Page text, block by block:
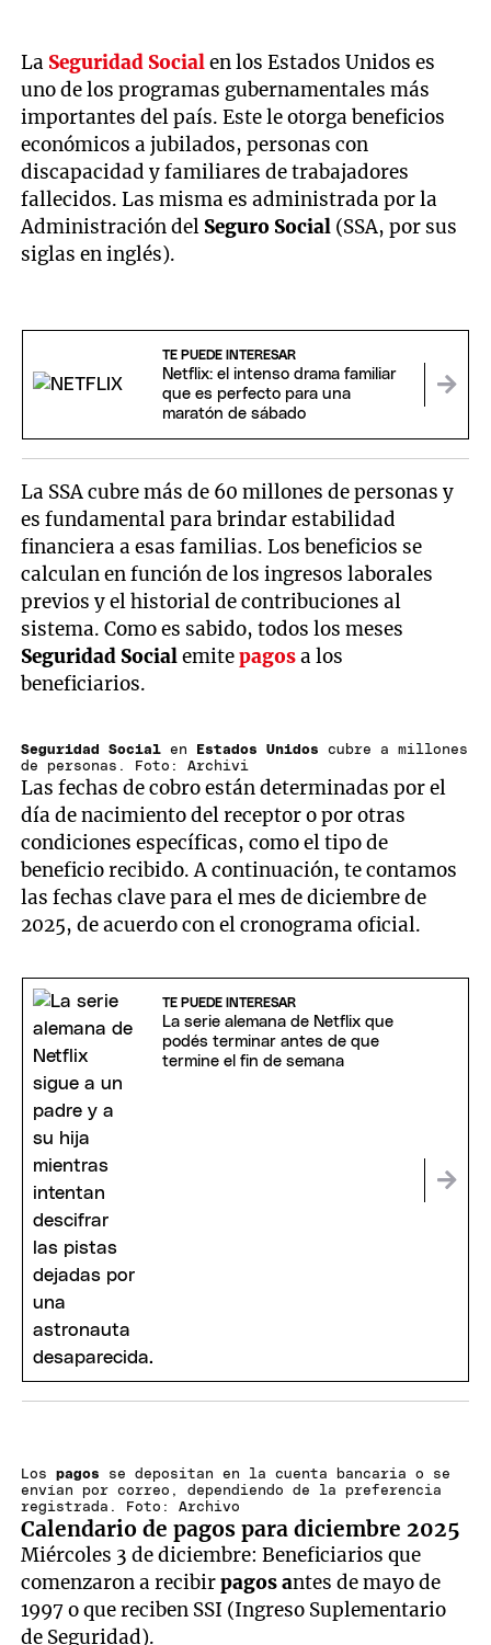
La Seguridad Socialen los Estados Unidos es
uno de los programas gubernamentales más
importantes del país. Este le otorga beneficios
económicos a jubilados, personas con
discapacidad y familiares de trabajadores
fallecidos. Las misma es administrada por la
Administración del Seguro Social (SSA, por sus
siglas en inglés).
TE PUEDE INTERESAR
Netflix: el intenso drama familiar
que es perfecto para una
maratón de sábado
La SSA cubre más de 60 millones de personas y
es fundamental para brindar estabilidad
financiera a esas familias. Los beneficios se
calculan en función de los ingresos laborales
previos y el historial de contribuciones al
sistema. Como es sabido, todos los meses
Seguridad Socialemitepagosa los
beneficiarios.
Seguridad Socialen Estados Unidos cubre a millones
de personas. Foto: Archivi
Las fechas de cobro están determinadas por el
día de nacimiento del receptor o por otras
condiciones específicas, como el tipo de
beneficio recibido. A continuación, te contamos
las fechas clave para el mes de diciembre de
2025, de acuerdo con el cronograma oficial.
TE PUEDE INTERESAR
La serie alemana de Netflix que
podés terminar antes de que
termine el fin de semana
Lospagos se depositan en la cuenta bancaria o se
envían por correo, dependiendo de la preferencia
registrada. Foto: Archivo
Calendario de pagos para diciembre 2025
Miércoles 3 de diciembre: Beneficiarios que
comenzaron a recibirpagos antes de mayo de
1997 o que reciben SSI (Ingreso Suplementario
de Seguridad).